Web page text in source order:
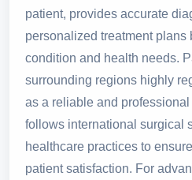
patient, provides accurate
personalized treatment plans
condition and health needs.
surrounding regions highly
as a reliable and
follows international surgical
healthcare practices to
patient satisfaction. For